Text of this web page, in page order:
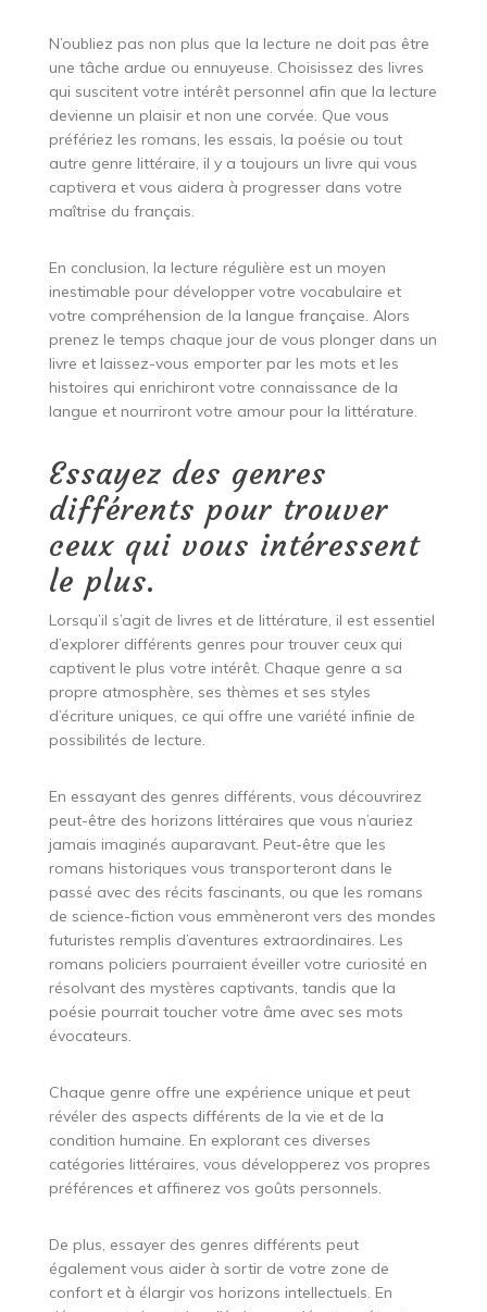
N’oubliez pas non plus que la lecture ne doit pas être
une tâche ardue ou ennuyeuse. Choisissez des livres
qui suscitent votre intérêt personnel afin que la lecture
devienne un plaisir et non une corvée. Que vous
préfériez les romans, les essais, la poésie ou tout
autre genre littéraire, il y a toujours un livre qui vous
captivera et vous aidera à progresser dans votre
maîtrise du français.
En conclusion, la lecture régulière est un moyen
inestimable pour développer votre vocabulaire et
votre compréhension de la langue française. Alors
prenez le temps chaque jour de vous plonger dans un
livre et laissez-vous emporter par les mots et les
histoires qui enrichiront votre connaissance de la
langue et nourriront votre amour pour la littérature.
Essayez des genres
différents pour trouver
ceux qui vous intéressent
le plus.
Lorsqu’il s’agit de livres et de littérature, il est essentiel
d’explorer différents genres pour trouver ceux qui
captivent le plus votre intérêt. Chaque genre a sa
propre atmosphère, ses thèmes et ses styles
d’écriture uniques, ce qui offre une variété infinie de
possibilités de lecture.
En essayant des genres différents, vous découvrirez
peut-être des horizons littéraires que vous n’auriez
jamais imaginés auparavant. Peut-être que les
romans historiques vous transporteront dans le
passé avec des récits fascinants, ou que les romans
de science-fiction vous emmèneront vers des mondes
futuristes remplis d’aventures extraordinaires. Les
romans policiers pourraient éveiller votre curiosité en
résolvant des mystères captivants, tandis que la
poésie pourrait toucher votre âme avec ses mots
évocateurs.
Chaque genre offre une expérience unique et peut
révéler des aspects différents de la vie et de la
condition humaine. En explorant ces diverses
catégories littéraires, vous développerez vos propres
préférences et affinerez vos goûts personnels.
De plus, essayer des genres différents peut
également vous aider à sortir de votre zone de
confort et à élargir vos horizons intellectuels. En